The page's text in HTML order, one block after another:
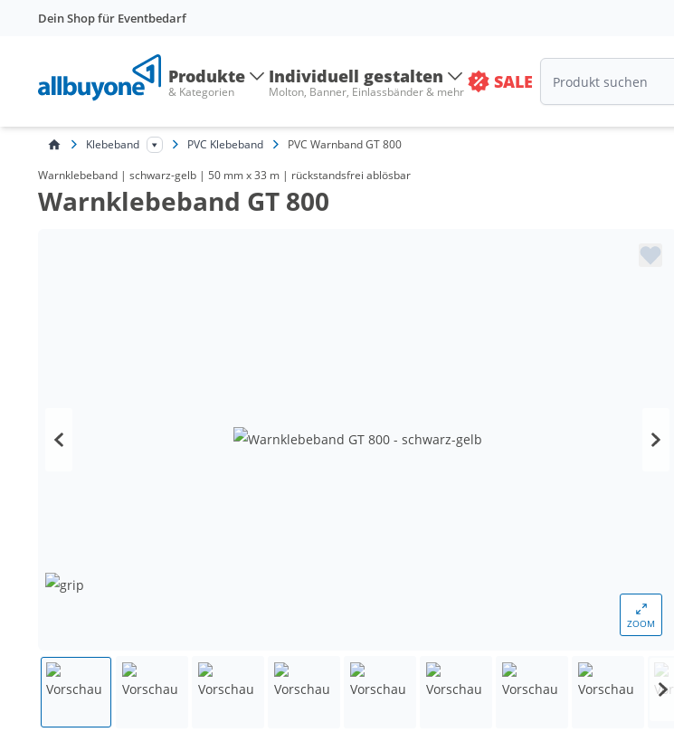
Dein Shop für Eventbedarf
Produkte
& Kategorien
Individuell gestalten
Molton, Banner, Einlassbänder & mehr SALE
Klebeband PVC Klebeband PVC Warnband GT 800
Warnklebeband | schwarz-gelb | 50 mm x 33 m | rückstandsfrei ablösbar
Warnklebeband GT 800
ZOOM